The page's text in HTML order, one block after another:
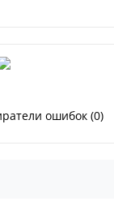
ошибок (0)